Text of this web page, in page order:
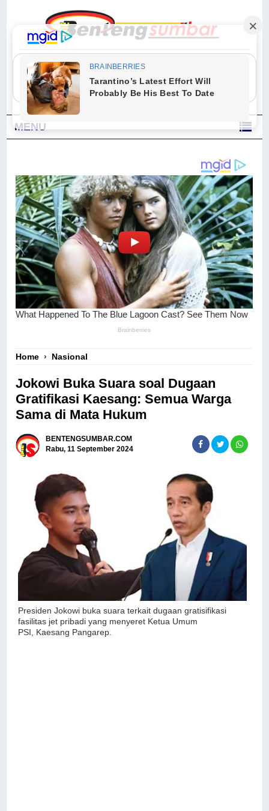
"Sesungguhnya Allah dan para malaikat-Nya berselawat untuk Nabi.
Wahai orang-orang yang beriman, berselawatlah kamu untuk Nabi dan
ucapkanlah salam dengan penuh penghormatan kepadanya." (Qs. Al
Ahzab Ayat 56)
MENU
Home › Nasional
Jokowi Buka Suara soal Dugaan
Gratifikasi Kaesang: Semua Warga
Sama di Mata Hukum
BENTENGSUMBAR.COM
Rabu, 11 September 2024
Presiden Jokowi buka suara terkait dugaan gratisifikasi
fasilitas jet pribadi yang menyeret Ketua Umum
PSI, Kaesang Pangarep.